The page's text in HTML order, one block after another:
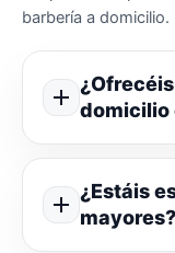
barbería a domicilio.
domicilio
¿Estáis
mayores?